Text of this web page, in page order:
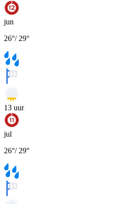
jun
26°/ 29°
13 uur
jul
26°/ 29°